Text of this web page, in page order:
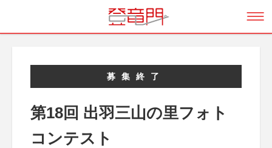
募集終了
第18回 出羽三山の里フォト
コンテスト